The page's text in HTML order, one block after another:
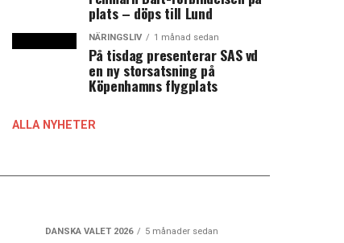
plats – döps till Lund
NÄRINGSLIV 1 månad sedan
På tisdag presenterar SAS vd
en ny storsatsning på
Köpenhamns flygplats
ALLA NYHETER
DANSKA VALET 2026 5 månader sedan